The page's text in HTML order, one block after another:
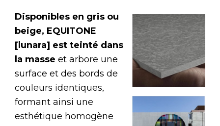
Disponibles en gris ou
beige, EQUITONE
[lunara] est teinté dans
la masse et arbore une
surface et des bords de
couleurs identiques,
formant ainsi une
esthétique homogène